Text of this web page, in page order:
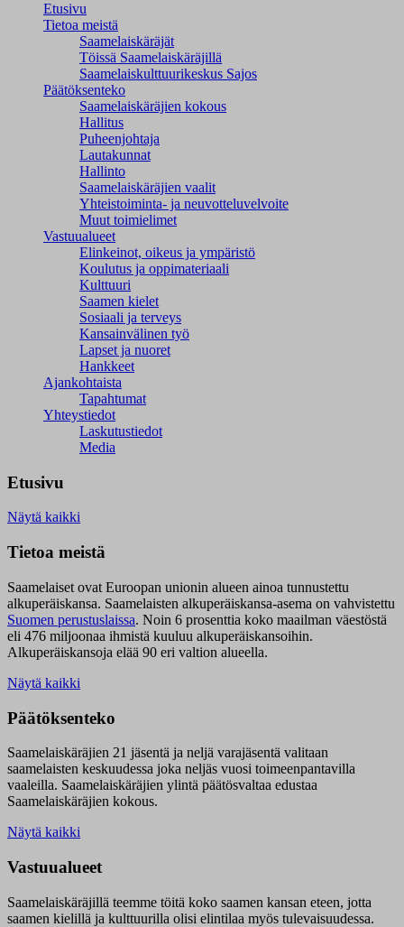
Etusivu
Tietoa meistä
Saamelaiskäräjät
Töissä Saamelaiskäräjillä
Saamelaiskulttuuri­keskus Sajos
Päätöksenteko
Saamelaiskäräjien kokous
Hallitus
Puheenjohtaja
Lautakunnat
Hallinto
Saamelaiskäräjien vaalit
Yhteistoiminta- ja neuvotteluvelvoite
Muut toimielimet
Vastuualueet
Elinkeinot, oikeus ja ympäristö
Koulutus ja oppimateriaali
Kulttuuri
Saamen kielet
Sosiaali ja terveys
Kansainvälinen työ
Lapset ja nuoret
Hankkeet
Ajankohtaista
Tapahtumat
Yhteystiedot
Laskutustiedot
Media
Etusivu
Näytä kaikki
Tietoa meistä
Saamelaiset ovat Euroopan unionin alueen ainoa tunnustettu
alkuperäiskansa. Saamelaisten alkuperäiskansa-asema on vahvistettu
Suomen perustuslaissa. Noin 6 prosenttia koko maailman väestöstä
eli 476 miljoonaa ihmistä kuuluu alkuperäiskansoihin.
Alkuperäiskansoja elää 90 eri valtion alueella.
Näytä kaikki
Päätöksenteko
Saamelaiskäräjien 21 jäsentä ja neljä varajäsentä valitaan
saamelaisten keskuudessa joka neljäs vuosi toimeenpantavilla
vaaleilla. Saamelaiskäräjien ylintä päätösvaltaa edustaa
Saamelaiskäräjien kokous.
Näytä kaikki
Vastuualueet
Saamelaiskäräjillä teemme töitä koko saamen kansan eteen, jotta
saamen kielillä ja kulttuurilla olisi elintilaa myös tulevaisuudessa.